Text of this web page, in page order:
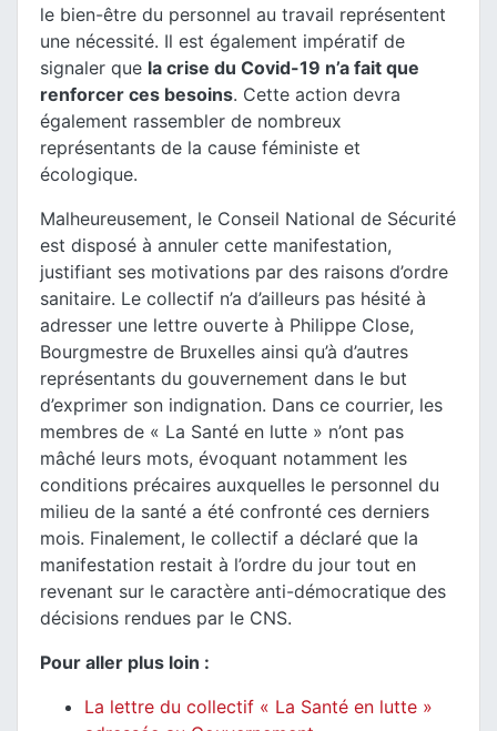
le bien-être du personnel au travail représentent
une nécessité. Il est également impératif de
signaler que la crise du Covid-19 n’a fait que
renforcer ces besoins. Cette action devra
également rassembler de nombreux
représentants de la cause féministe et
écologique.
Malheureusement, le Conseil National de Sécurité
est disposé à annuler cette manifestation,
justifiant ses motivations par des raisons d’ordre
sanitaire. Le collectif n’a d’ailleurs pas hésité à
adresser une lettre ouverte à Philippe Close,
Bourgmestre de Bruxelles ainsi qu’à d’autres
représentants du gouvernement dans le but
d’exprimer son indignation. Dans ce courrier, les
membres de « La Santé en lutte » n’ont pas
mâché leurs mots, évoquant notamment les
conditions précaires auxquelles le personnel du
milieu de la santé a été confronté ces derniers
mois. Finalement, le collectif a déclaré que la
manifestation restait à l’ordre du jour tout en
revenant sur le caractère anti-démocratique des
décisions rendues par le CNS.
Pour aller plus loin :
La lettre du collectif « La Santé en lutte »